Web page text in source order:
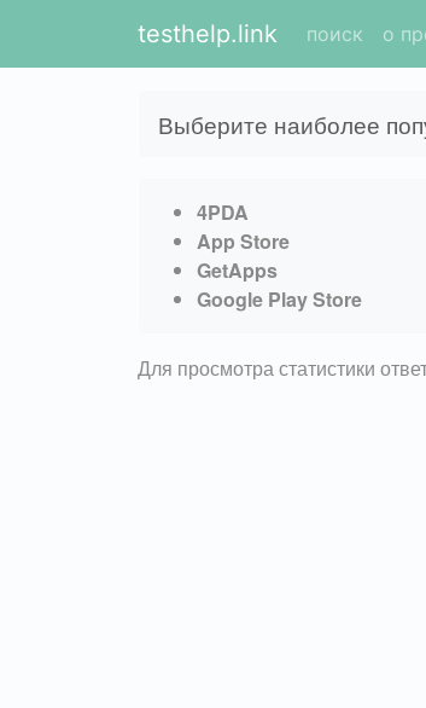
testhelp.link поиск о
Выберите наиболее
4PDA
App Store
GetApps
Google Play Store
Для просмотра статистики